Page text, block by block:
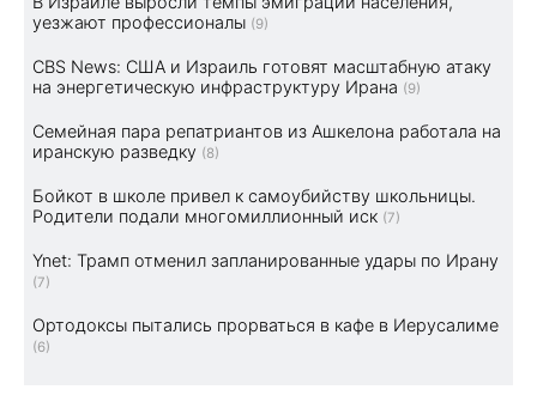
уезжают профессионалы (9)
CBS News: США и Израиль готовят масштабную атаку
на энергетическую инфраструктуру Ирана (9)
Семейная пара репатриантов из Ашкелона работала на
иранскую разведку (8)
Бойкот в школе привел к самоубийству школьницы.
Родители подали многомиллионный иск (7)
Ynet: Трамп отменил запланированные удары по Ирану
(7)
Ортодоксы пытались прорваться в кафе в Иерусалиме
(6)